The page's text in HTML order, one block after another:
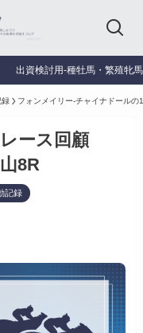
出資検討用‐種牡馬・繁殖牝
録 フォンメイリー-チャイナドールの
ース回顧
8R
記録